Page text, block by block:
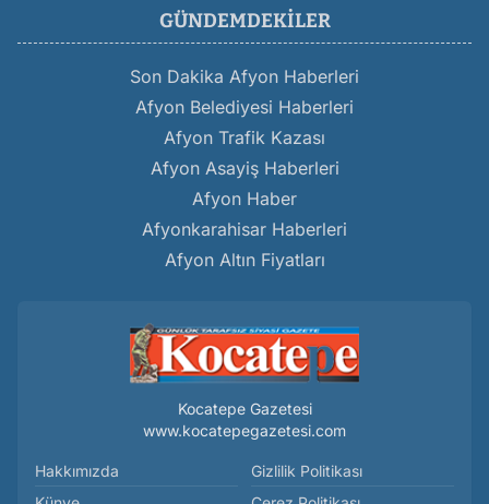
GÜNDEMDEKILER
Son Dakika Afyon Haberleri
Afyon Belediyesi Haberleri
Afyon Trafik Kazası
Afyon Asayiş Haberleri
Afyon Haber
Afyonkarahisar Haberleri
Afyon Altın Fiyatları
Kocatepe Gazetesi
www.kocatepegazetesi.com
Hakkımızda
Gizlilik Politikası